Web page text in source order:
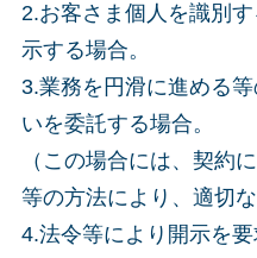
2.お客さま個人を識別
示する場合。
3.業務を円滑に進める
いを委託する場合。
（この場合には、契約
等の方法により、適切
4.法令等により開示を